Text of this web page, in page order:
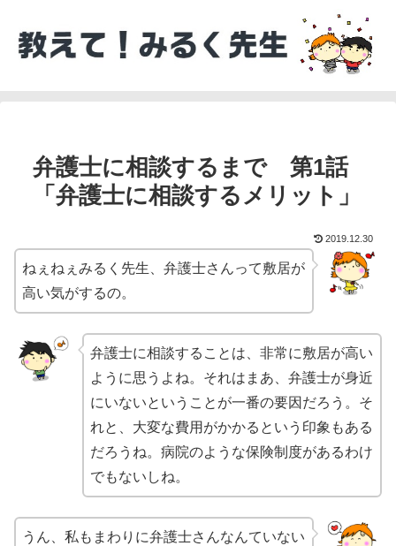
弁護士に相談するまで 第1話
「弁護士に相談するメリット」
2019.12.30
ねぇねぇみるく先生、弁護士さんって敷居が
高い気がするの。
弁護士に相談することは、非常に敷居が高い
ように思うよね。それはまあ、弁護士が身近
にいないということが一番の要因だろう。そ
れと、大変な費用がかかるという印象もある
だろうね。病院のような保険制度があるわけ
でもないしね。
うん、私もまわりに弁護士さんなんていない